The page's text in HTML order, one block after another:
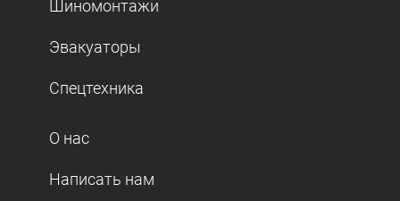
Шиномонтажи
Эвакуаторы
Спецтехника
О нас
Написать нам